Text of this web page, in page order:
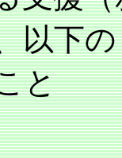
以下
と